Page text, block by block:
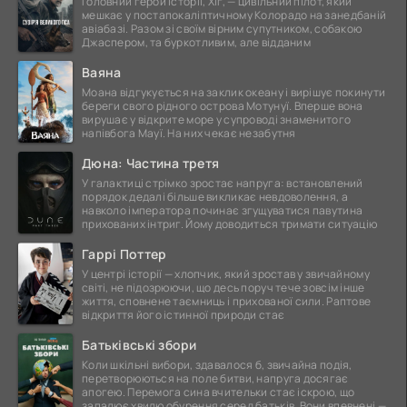
мешкає у постапокаліптичному Колорадо на занедбаній
авіабазі. Разом зі своїм вірним супутником, собакою
Джаспером, та буркотливим, але відданим
Ваяна
Моана відгукується на заклик океану і вирішує покинути
береги свого рідного острова Мотунуї. Вперше вона
вирушає у відкрите море у супроводі знаменитого
напівбога Мауї. На них чекає незабутня
Дюна: Частина третя
У галактиці стрімко зростає напруга: встановлений
порядок дедалі більше викликає невдоволення, а
навколо імператора починає згущуватися павутина
прихованих інтриг. Йому доводиться тримати ситуацію
Гаррі Поттер
У центрі історії — хлопчик, який зростав у звичайному
світі, не підозрюючи, що десь поруч тече зовсім інше
життя, сповнене таємниць і прихованої сили. Раптове
відкриття його істинної природи стає
Батьківські збори
Коли шкільні вибори, здавалося б, звичайна подія,
перетворюються на поле битви, напруга досягає
апогею. Перемога сина вчительки стає іскрою, що